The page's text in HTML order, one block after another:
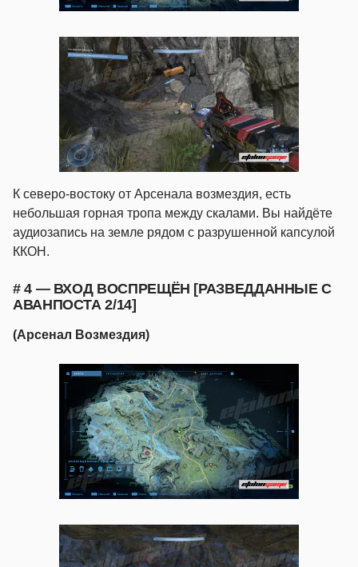
К северо-востоку от Арсенала возмездия, есть
небольшая горная тропа между скалами. Вы найдёте
аудиозапись на земле рядом с разрушенной капсулой
ККОН.
# 4 — ВХОД ВОСПРЕЩЁН [РАЗВЕДДАННЫЕ С
АВАНПОСТА 2/14]
(Арсенал Возмездия)